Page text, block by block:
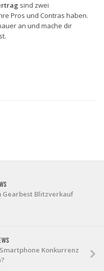
sind zwei
Pros und Contras haben.
an und mache dir
Gearbest Blitzverkauf
Konkurrenz